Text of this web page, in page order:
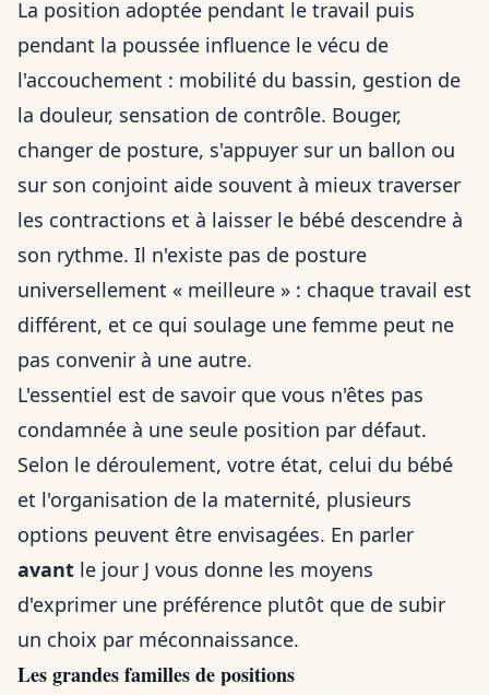
La position adoptée pendant le travail puis
pendant la poussée influence le vécu de
l'accouchement : mobilité du bassin, gestion de
la douleur, sensation de contrôle. Bouger,
changer de posture, s'appuyer sur un ballon ou
sur son conjoint aide souvent à mieux traverser
les contractions et à laisser le bébé descendre à
son rythme. Il n'existe pas de posture
universellement « meilleure » : chaque travail est
différent, et ce qui soulage une femme peut ne
pas convenir à une autre.
L'essentiel est de savoir que vous n'êtes pas
condamnée à une seule position par défaut.
Selon le déroulement, votre état, celui du bébé
et l'organisation de la maternité, plusieurs
options peuvent être envisagées. En parler
avant le jour J vous donne les moyens
d'exprimer une préférence plutôt que de subir
un choix par méconnaissance.
Les grandes familles de positions